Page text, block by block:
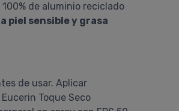
100% de aluminio reciclado
piel sensible y grasa
de usar. Aplicar
Toque Seco